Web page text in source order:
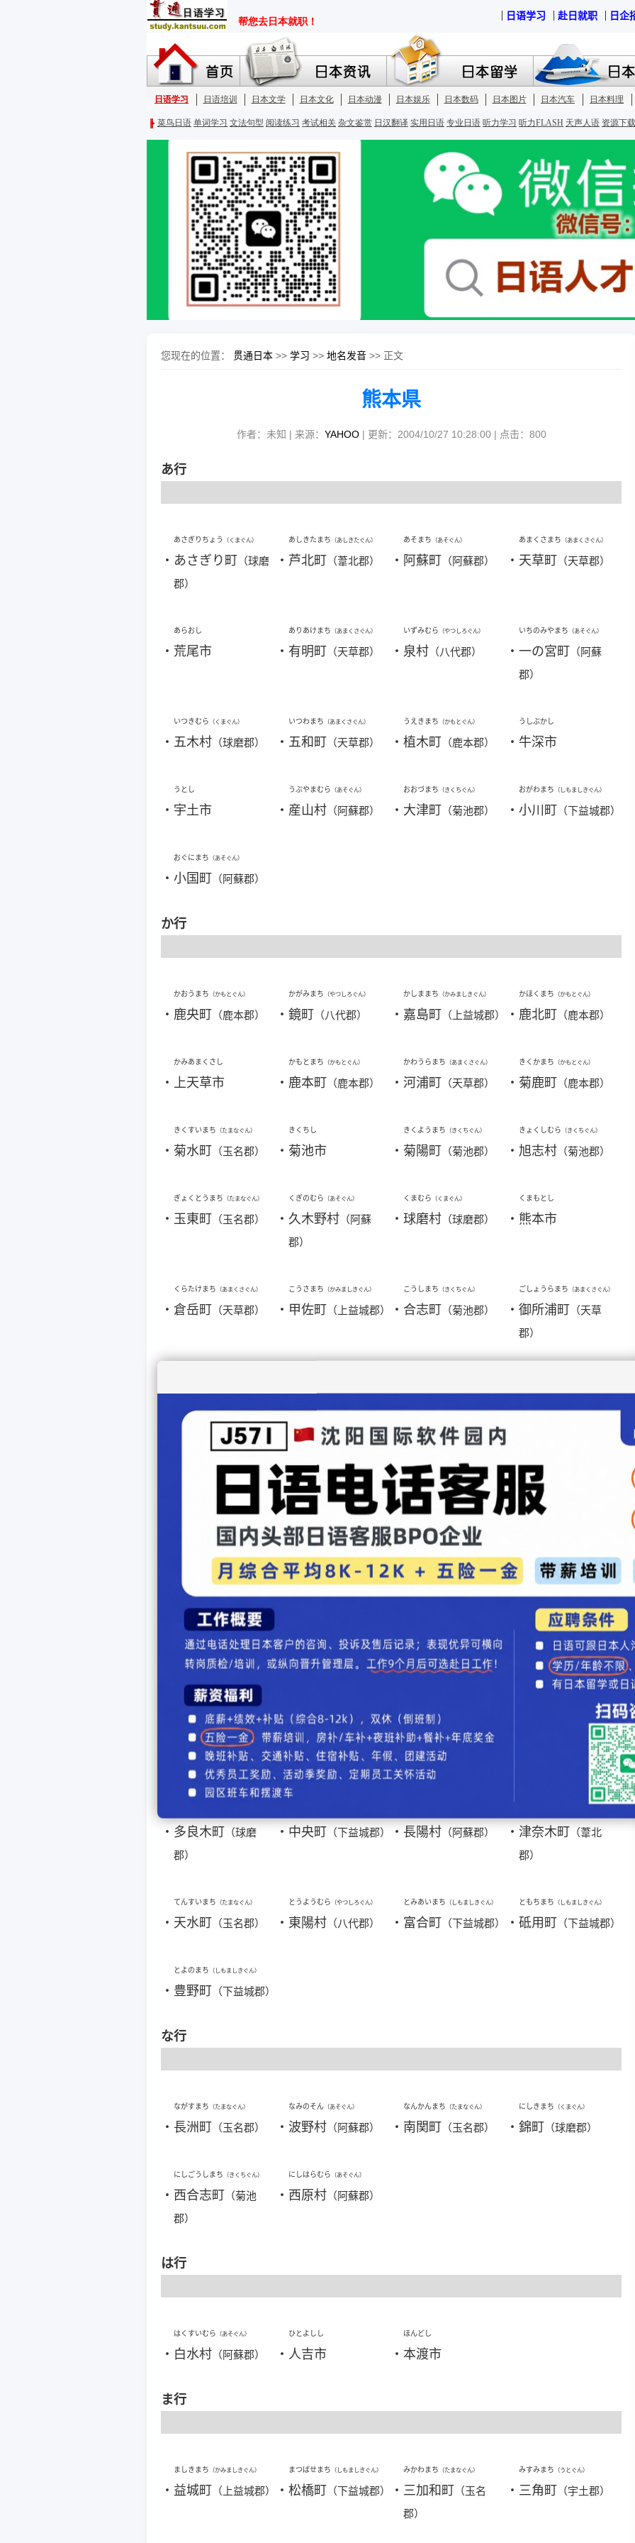
您现在的位置： 贯通日本 >> 学习 >> 地名发音 >> 正文
熊本県
作者：未知 | 来源： YAHOO| 更新：2004/10/27 10:28:00 | 点击： 800
あ行
あさぎりちょう （くまぐん） あしきたまち （あしきたぐん） あそまち （あそぐん） あまくさまち （あまくさぐん）
・ あさぎり町 （球磨
郡）
・ 芦北町 （葦北郡） ・ 阿蘇町 （阿蘇郡） ・ 天草町 （天草郡）
あらおし ありあけまち （あまくさぐん） いずみむら （やつしろぐん） いちのみやまち （あそぐん）
・ 荒尾市 ・ 有明町 （天草郡） ・ 泉村 （八代郡） ・ 一の宮町 （阿蘇
郡）
いつきむら （くまぐん） いつわまち （あまくさぐん） うえきまち （かもとぐん） うしぶかし
・ 五木村 （球磨郡） ・ 五和町 （天草郡） ・ 植木町 （鹿本郡） ・ 牛深市
うとし うぶやまむら （あそぐん） おおづまち （きくちぐん） おがわまち （しもましきぐん）
・ 宇土市 ・ 産山村 （阿蘇郡） ・ 大津町 （菊池郡） ・ 小川町 （下益城郡）
おぐにまち （あそぐん）
・ 小国町 （阿蘇郡）
か行
かおうまち （かもとぐん） かがみまち （やつしろぐん） かしままち （かみましきぐん） かほくまち （かもとぐん）
・ 鹿央町 （鹿本郡） ・ 鏡町 （八代郡） ・ 嘉島町 （上益城郡） ・ 鹿北町 （鹿本郡）
かみあまくさし かもとまち （かもとぐん） かわうらまち （あまくさぐん） きくかまち （かもとぐん）
・ 上天草市 ・ 鹿本町 （鹿本郡） ・ 河浦町 （天草郡） ・ 菊鹿町 （鹿本郡）
きくすいまち （たまなぐん） きくちし きくようまち （きくちぐん） きょくしむら （きくちぐん）
・ 菊水町 （玉名郡） ・ 菊池市 ・ 菊陽町 （菊池郡） ・ 旭志村 （菊池郡）
ぎょくとうまち （たまなぐん） くぎのむら （あそぐん） くまむら （くまぐん） くまもとし
・ 玉東町 （玉名郡） ・ 久木野村 （阿蘇
郡）
・ 球磨村 （球磨郡） ・ 熊本市
くらたけまち （あまくさぐん） こうさまち （かみましきぐん） こうしまち （きくちぐん） ごしょうらまち （あまくさぐん）
・ 倉岳町 （天草郡） ・ 甲佐町 （上益城郡） ・ 合志町 （菊池郡） ・ 御所浦町 （天草
郡）
さかもとむら（やつしろぐん） さがらむら （くまぐん） しすいまち
（八代郡） ・相良村 （球磨郡） ・泗水町（菊池郡） ・七城町
（うとぐん） しんわまち （あまくさぐん） じょうなんまち（しもましきぐん） すもとまち
不知火町（宇土
・新和町 （天草郡） ・城南町（下益城郡）
せいわそん（かみましきぐん）
清和村（上益城郡）
たいめいまち（たまなぐん） たかもりまち（あそぐん） たのうらまち （あしきたぐん）
岱明町（玉名郡） ・高森町（阿蘇郡） ・ 田浦町（葦北郡）
・ 多良木町 （球磨
郡）
・ 中央町 （下益城郡） ・ 長陽村 （阿蘇郡） ・ 津奈木町 （葦北
郡）
てんすいまち （たまなぐん） とうようむら （やつしろぐん） とみあいまち （しもましきぐん） ともちまち （しもましきぐん）
・ 天水町 （玉名郡） ・ 東陽村 （八代郡） ・ 富合町 （下益城郡） ・ 砥用町 （下益城郡）
とよのまち （しもましきぐん）
・ 豊野町 （下益城郡）
な行
ながすまち （たまなぐん） なみのそん （あそぐん） なんかんまち （たまなぐん） にしきまち （くまぐん）
・ 長洲町 （玉名郡） ・ 波野村 （阿蘇郡） ・ 南関町 （玉名郡） ・ 錦町 （球磨郡）
にしごうしまち （きくちぐん） にしはらむら （あそぐん）
・ 西合志町 （菊池
郡）
・ 西原村 （阿蘇郡）
は行
はくすいむら （あそぐん） ひとよしし ほんどし
・ 白水村 （阿蘇郡） ・ 人吉市 ・ 本渡市
ま行
ましきまち （かみましきぐん） まつばせまち （しもましきぐん） みかわまち （たまなぐん） みすみまち （うとぐん）
・ 益城町 （上益城郡） ・ 松橋町 （下益城郡） ・ 三加和町 （玉名
郡）
・ 三角町 （宇土郡）